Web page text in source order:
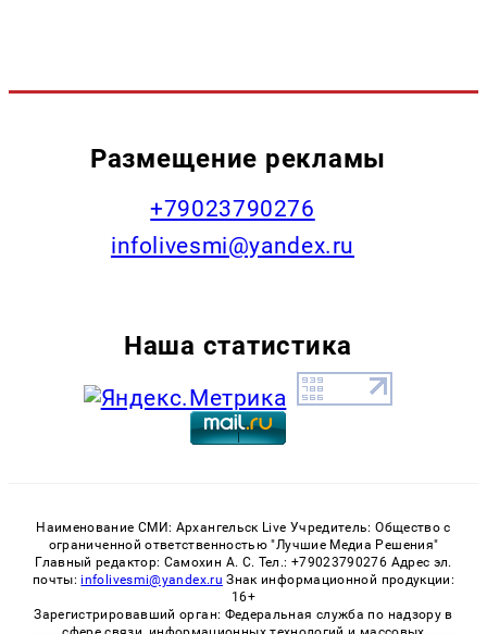
Размещение рекламы
+79023790276
infolivesmi@yandex.ru
Наша статистика
Наименование СМИ: Архангельск Live Учредитель: Общество с
ограниченной ответственностью "Лучшие Медиа Решения"
Главный редактор: Самохин А. С. Тел.: +79023790276 Адрес эл.
почты: infolivesmi@yandex.ru Знак информационной продукции:
16+
Зарегистрировавший орган: Федеральная служба по надзору в